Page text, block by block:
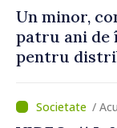
Un minor,
patru ani de
pentru
/